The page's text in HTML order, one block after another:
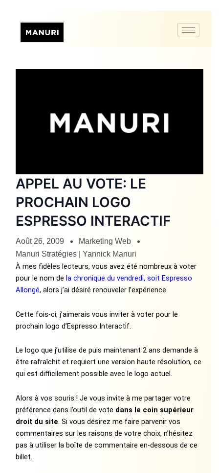
APPEL AU VOTE: LE
PROCHAIN LOGO
ESPRESSO INTERACTIF
Août 26, 2009
Marketing Web
Manuri Stratégies | Yannick Manuri
À mes fidèles lecteurs, vous avez été nombreux à voter
pour le nom dela chronique du vendredi, soit Espresso
Allongé, alors j’ai désiré renouveler l’expérience.
Cette fois-ci, j’aimerais vous inviter à voter pour le
prochain logo d’Espresso Interactif.
Le logo que j’utilise de puis maintenant 2 ans demande à
être rafraîchit et requiert une version haute résolution, ce
qui est difficilement possible avec le logo actuel.
Alors à vos souris ! Je vous invite à me partager votre
préférence dans l’outil de vote dans le coin supérieur
droit du site . Si vous désirez me faire parvenir vos
commentaires sur les raisons de votre choix, n’hésitez
pas à utiliser la boîte de commentaire en-dessous de ce
billet.